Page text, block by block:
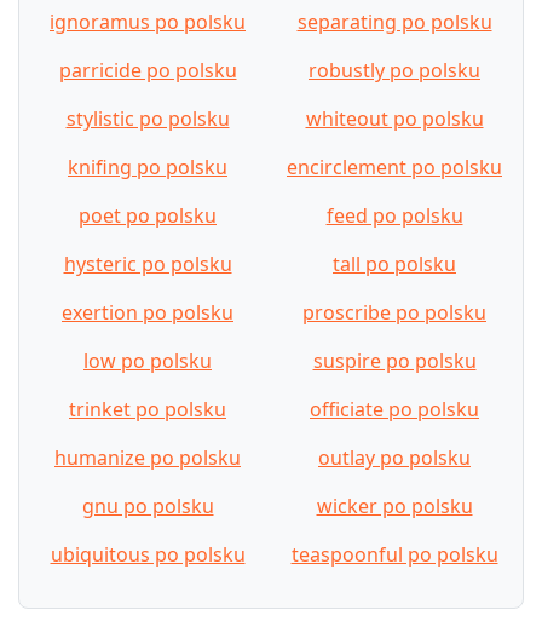
ignoramus po polsku
separating po polsku
parricide po polsku
robustly po polsku
stylistic po polsku
whiteout po polsku
knifing po polsku
encirclement po polsku
poet po polsku
feed po polsku
hysteric po polsku
tall po polsku
exertion po polsku
proscribe po polsku
low po polsku
suspire po polsku
trinket po polsku
officiate po polsku
humanize po polsku
outlay po polsku
gnu po polsku
wicker po polsku
ubiquitous po polsku
teaspoonful po polsku